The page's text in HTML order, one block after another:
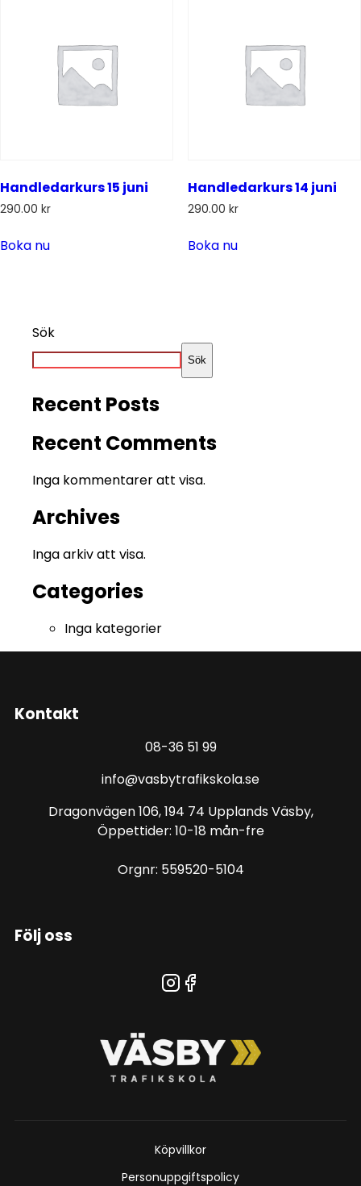
Handledarkurs 15 juni
290.00 kr
Boka nu
Handledarkurs 14 juni
290.00 kr
Boka nu
Sök
Sök
Recent Posts
Recent Comments
Inga kommentarer att visa.
Archives
Inga arkiv att visa.
Categories
Inga kategorier
Kontakt
08-36 51 99
info@vasbytrafikskola.se
Dragonvägen 106, 194 74 Upplands Väsby,
Öppettider: 10-18 mån-fre
Orgnr: 559520-5104
Följ oss
Köpvillkor
Personuppgiftspolicy